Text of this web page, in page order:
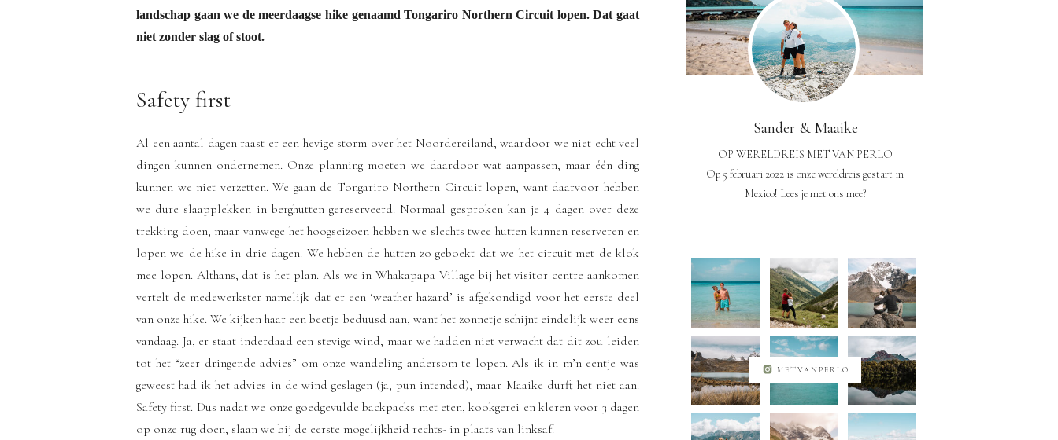
Sander & Maaike
OP WERELDREIS MET VAN PERLO
Op 5 februari 2022 is onze wereldreis gestart in
Mexico! Lees je met ons mee?
METVANPERLO
landschap gaan we de meerdaagse hike genaamdTongariro Northern Circuit lopen. Dat gaat
niet zonder slag of stoot.
Safety first
Al een aantal dagen raast er een hevige storm over het Noordereiland, waardoor we niet echt veel
dingen kunnen ondernemen. Onze planning moeten we daardoor wat aanpassen, maar één ding
kunnen we niet verzetten. We gaan de Tongariro Northern Circuit lopen, want daarvoor hebben
we dure slaapplekken in berghutten gereserveerd. Normaal gesproken kan je 4 dagen over deze
trekking doen, maar vanwege het hoogseizoen hebben we slechts twee hutten kunnen reserveren en
lopen we de hike in drie dagen. We hebben de hutten zo geboekt dat we het circuit met de klok
mee lopen. Althans, dat is het plan. Als we in Whakapapa Village bij het visitor centre aankomen
vertelt de medewerkster namelijk dat er een ‘weather hazard’ is afgekondigd voor het eerste deel
van onze hike. We kijken haar een beetje beduusd aan, want het zonnetje schijnt eindelijk weer eens
vandaag. Ja, er staat inderdaad een stevige wind, maar we hadden niet verwacht dat dit zou leiden
tot het “zeer dringende advies” om onze wandeling andersom te lopen. Als ik in m’n eentje was
geweest had ik het advies in de wind geslagen (ja, pun intended), maar Maaike durft het niet aan.
Safety first. Dus nadat we onze goedgevulde backpacks met eten, kookgerei en kleren voor 3 dagen
op onze rug doen, slaan we bij de eerste mogelijkheid rechts- in plaats van linksaf.